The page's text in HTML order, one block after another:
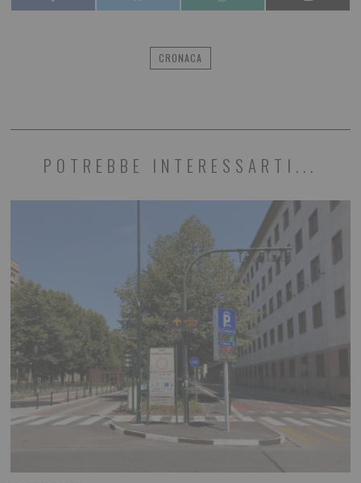
CRONACA
POTREBBE INTERESSARTI...